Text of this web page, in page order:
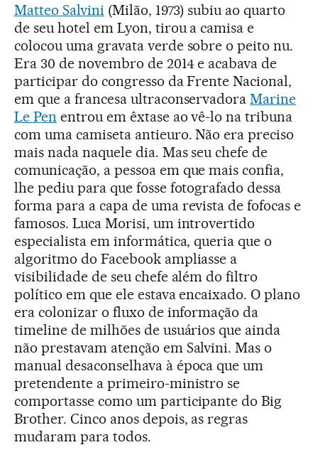
Matteo Salvini (Milão, 1973) subiu ao quarto
de seu hotel em Lyon, tirou a camisa e
colocou uma gravata verde sobre o peito nu.
Era 30 de novembro de 2014 e acabava de
participar do congresso da Frente Nacional,
em que a francesa ultraconservadoraMarine
Le Pen entrou em êxtase ao vê-lo na tribuna
com uma camiseta antieuro. Não era preciso
mais nada naquele dia. Mas seu chefe de
comunicação, a pessoa em que mais confia,
lhe pediu para que fosse fotografado dessa
forma para a capa de uma revista de fofocas e
famosos. Luca Morisi, um introvertido
especialista em informática, queria que o
algoritmo do Facebook ampliasse a
visibilidade de seu chefe além do filtro
político em que ele estava encaixado. O plano
era colonizar o fluxo de informação da
timeline de milhões de usuários que ainda
não prestavam atenção em Salvini. Mas o
manual desaconselhava à época que um
pretendente a primeiro-ministro se
comportasse como um participante do Big
Brother. Cinco anos depois, as regras
mudaram para todos.